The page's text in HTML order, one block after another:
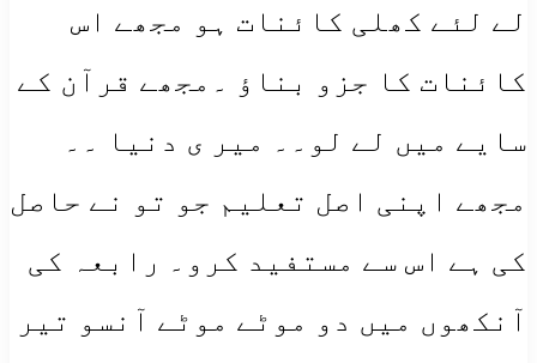
لے لئے کھلی کائنات ہو مجھے اس
کائنات کا جزو بناؤ ۔مجھے قرآن کے
سایے میں لے لو۔۔ میر ی دنیا ۔۔
مجھے اپنی اصل تعلیم جو تو نے حاصل
کی ہے اس سے مستفید کرو۔ رابعہ کی
آنکھوں میں دو موٹے موٹے آنسو تیر